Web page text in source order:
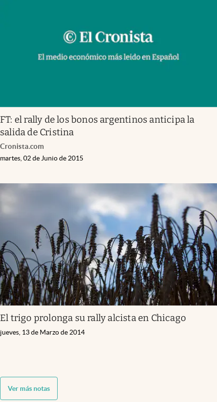
FT: el rally de los bonos argentinos anticipa la
salida de Cristina
Cronista.com
martes, 02 de Junio de 2015
El trigo prolonga su rally alcista en Chicago
jueves, 13 de Marzo de 2014
Ver más notas